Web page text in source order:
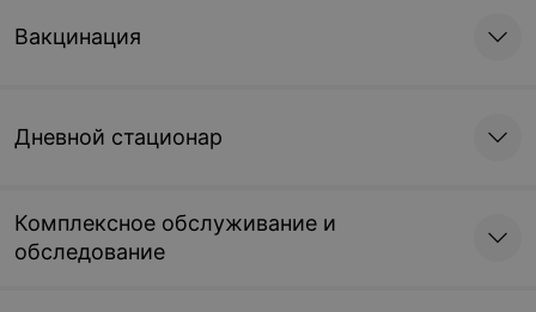
Вакцинация
Дневной стационар
Комплексное обслуживание и
обследование